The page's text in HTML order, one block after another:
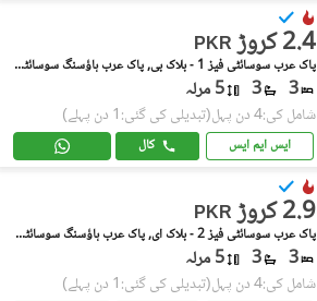
PKR 2.4 کروڑ
پاک عرب سوسائٹی فیز 1 - بلاک بی, پاک عرب ہاؤسنگ سوسائٹی فیز 1
3
3 5 مرلہ
شامل کی:4 دن پہل (تبدیلی کی گئی:1 دن پہلے)
ایس ایم ایس کال
PKR 2.9 کروڑ
پاک عرب سوسائٹی فیز 2 - بلاک ای, پاک عرب ہاؤسنگ سوسائٹی فیز 2
3
3 5 مرلہ
شامل کی:4 دن پہل (تبدیلی کی گئی:1 دن پہلے)